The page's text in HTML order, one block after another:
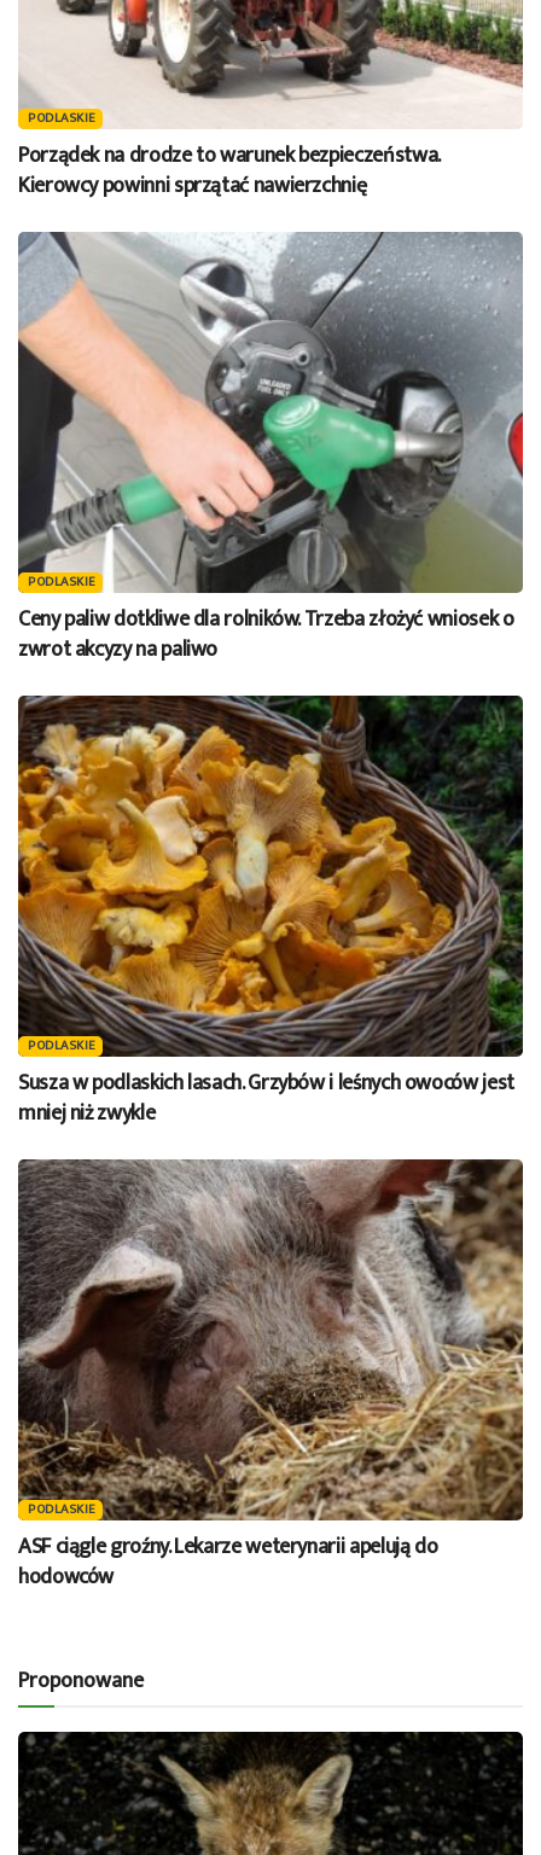
PODLASKIE
Porządek na drodze to warunek bezpieczeństwa.
Kierowcy powinni sprzątać nawierzchnię
PODLASKIE
Ceny paliw dotkliwe dla rolników. Trzeba złożyć wniosek o
zwrot akcyzy na paliwo
PODLASKIE
Susza w podlaskich lasach. Grzybów i leśnych owoców jest
mniej niż zwykle
PODLASKIE
ASF ciągle groźny. Lekarze weterynarii apelują do
hodowców
Proponowane